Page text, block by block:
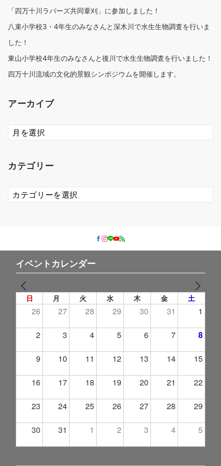
「四万十川ラバーズ共同葦刈」に参加しました！
八束小学校3・4年生のみなさんと深木川で水生生物調査を行いま
した！
東山小学校4年生のみなさんと後川で水生生物調査を行いました！
四万十川流域の文化的景観シンポジウムを開催します。
アーカイブ
ア
ー
ブ
カテゴリー
カ
テ
イベントカレンダー
日 月 火 水 木 金 土
26 27 28 29 30 31 1
2 3 4 5 6 7 8
9 10 11 12 13 14 15
16 17 18 19 20 21 22
23 24 25 26 27 28 29
30 31 1 2 3 4 5